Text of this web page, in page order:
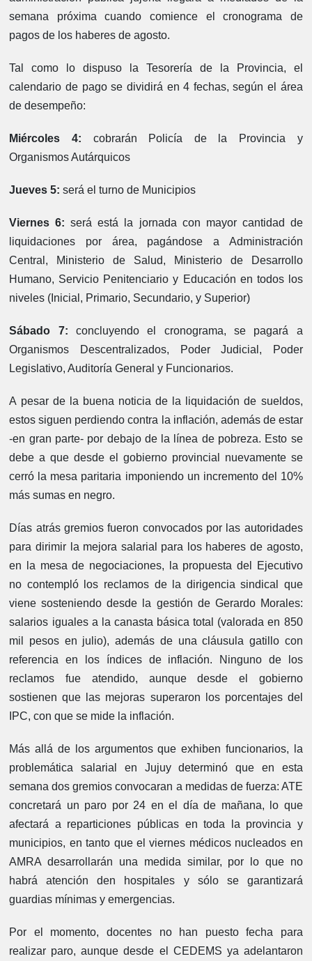
semana próxima cuando comience el cronograma de
pagos de los haberes de agosto.
Tal como lo dispuso la Tesorería de la Provincia, el
calendario de pago se dividirá en 4 fechas, según el área
de desempeño:
Miércoles 4: cobrarán Policía de la Provincia y
Organismos Autárquicos
Jueves 5: será el turno de Municipios
Viernes 6: será está la jornada con mayor cantidad de
liquidaciones por área, pagándose a Administración
Central, Ministerio de Salud, Ministerio de Desarrollo
Humano, Servicio Penitenciario y Educación en todos los
niveles (Inicial, Primario, Secundario, y Superior)
Sábado 7: concluyendo el cronograma, se pagará a
Organismos Descentralizados, Poder Judicial, Poder
Legislativo, Auditoría General y Funcionarios.
A pesar de la buena noticia de la liquidación de sueldos,
estos siguen perdiendo contra la inflación, además de estar
-en gran parte- por debajo de la línea de pobreza. Esto se
debe a que desde el gobierno provincial nuevamente se
cerró la mesa paritaria imponiendo un incremento del 10%
más sumas en negro.
Días atrás gremios fueron convocados por las autoridades
para dirimir la mejora salarial para los haberes de agosto,
en la mesa de negociaciones, la propuesta del Ejecutivo
no contempló los reclamos de la dirigencia sindical que
viene sosteniendo desde la gestión de Gerardo Morales:
salarios iguales a la canasta básica total (valorada en 850
mil pesos en julio), además de una cláusula gatillo con
referencia en los índices de inflación. Ninguno de los
reclamos fue atendido, aunque desde el gobierno
sostienen que las mejoras superaron los porcentajes del
IPC, con que se mide la inflación.
Más allá de los argumentos que exhiben funcionarios, la
problemática salarial en Jujuy determinó que en esta
semana dos gremios convocaran a medidas de fuerza: ATE
concretará un paro por 24 en el día de mañana, lo que
afectará a reparticiones públicas en toda la provincia y
municipios, en tanto que el viernes médicos nucleados en
AMRA desarrollarán una medida similar, por lo que no
habrá atención den hospitales y sólo se garantizará
guardias mínimas y emergencias.
Por el momento, docentes no han puesto fecha para
realizar paro, aunque desde el CEDEMS ya adelantaron